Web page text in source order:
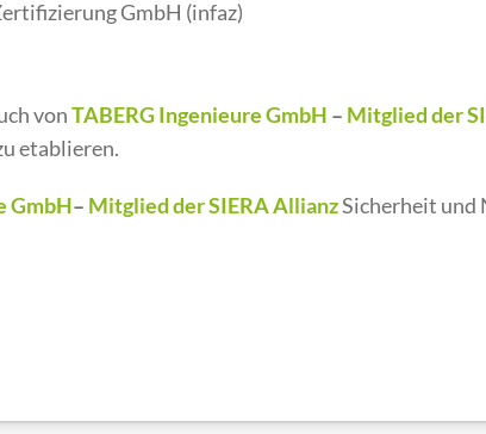
GmbH (infaz)
vonTABERG Ingenieure GmbH – Mitglied der
etablieren.
GmbH– Mitglied der SIERA AllianzSicherheit und